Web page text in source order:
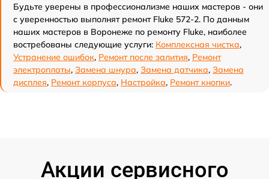
Будьте уверены в профессионализме наших мастеров - они
с уверенностью выполнят ремонт Fluke 572-2. По данным
наших мастеров в Воронеже по ремонту Fluke, наиболее
востребованы следующие услуги: Комплексная чистка,
Устранение ошибок, Ремонт после залития, Ремонт
электроплаты, Замена шнура, Замена датчика, Замена
дисплея, Ремонт корпуса, Настройка, Ремонт кнопки.
Акции сервисного